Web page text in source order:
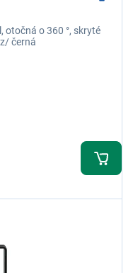
otočná o 360 °, skryté
černá